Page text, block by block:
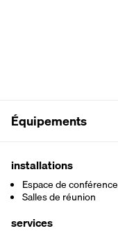
Équipements
installations
Espace de conférence
Salles de réunion
services